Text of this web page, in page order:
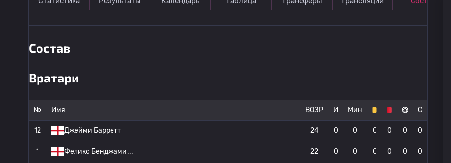
Состав
Вратари
№ Имя ВОЗР И Мин С
12 Джейми Барретт 24 0 0 0 0 0 0
1 Феликс Бенджами 22 0 0 0 0 0 0